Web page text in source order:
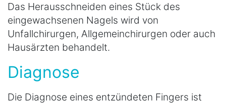
Das Herausschneiden eines Stück des
eingewachsenen Nagels wird von
Unfallchirurgen, Allgemeinchirurgen oder auch
Hausärzten behandelt.
Diagnose
Die Diagnose eines entzündeten Fingers ist